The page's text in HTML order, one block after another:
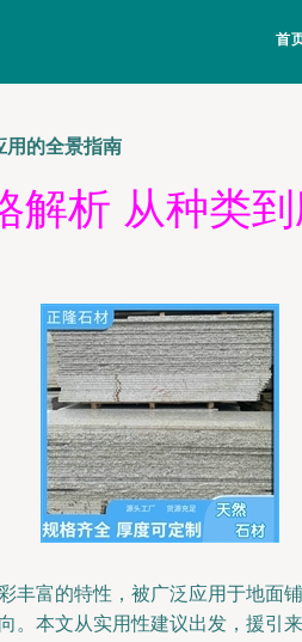
首
用的全景指南
解析 从种类
富的特性，被广泛应用于地面
本文从实用性建议出发，援引